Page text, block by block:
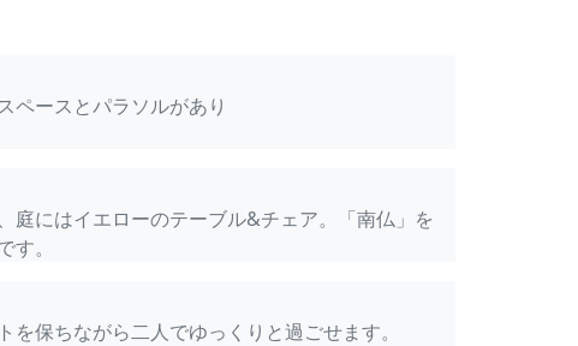
ペースとパラソルがあり
庭にはイエローのテーブル&チェア。「南仏」を
。
を保ちながら二人でゆっくりと過ごせます。